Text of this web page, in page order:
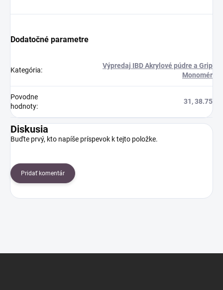
Dodatočné parametre
Kategória:
Výpredaj IBD Akrylové púdre a Grip
Monomér
Povodne
hodnoty:
31, 38.75
Diskusia
Buďte prvý, kto napíše príspevok k tejto položke.
Pridať komentár